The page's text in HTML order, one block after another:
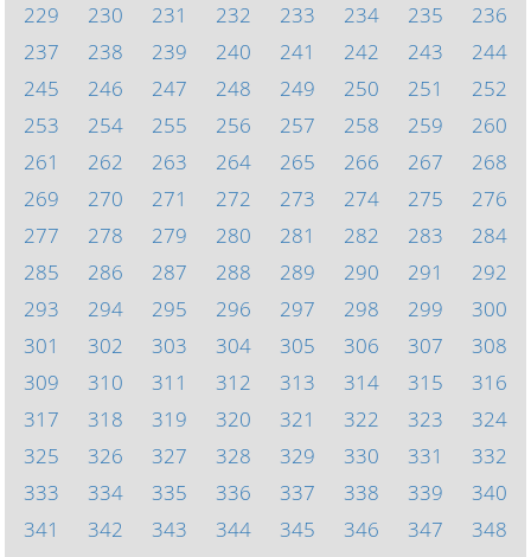
229
230 231 232 233 234 235
236
237
238 239 240 241 242 243
244
245
246 247 248 249 250 251
252
253
254 255 256 257 258 259
260
261
262 263 264 265 266 267
268
269
270 271 272 273 274 275
276
277
278 279 280 281 282 283
284
285
286 287 288 289 290 291
292
293
294 295 296 297 298 299
300
301
302 303 304 305 306 307
308
309
310 311 312 313 314 315
316
317
318 319 320 321 322 323
324
325
326 327 328 329 330 331
332
333
334 335 336 337 338 339
340
341
342 343 344 345 346 347
348